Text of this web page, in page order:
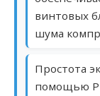
винтовых
шума
Простота
помощью